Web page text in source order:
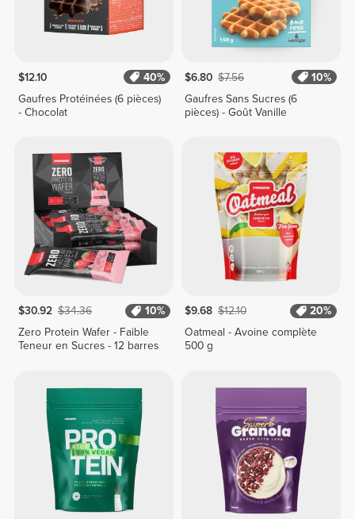
$12.10
40%
Gaufres Protéinées (6 pièces)
- Chocolat
$6.80 $7.56
10%
Gaufres Sans Sucres (6
pièces) - Goût Vanille
$30.92 $34.36
10%
Zero Protein Wafer - Faible
Teneur en Sucres - 12 barres
$9.68 $12.10
20%
Oatmeal - Avoine complète
500 g